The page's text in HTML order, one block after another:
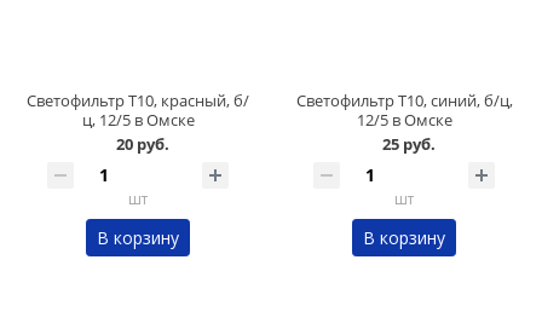
Светофильтр Т10, красный, б/
ц, 12/5 в Омске
20 руб.
шт
В корзину
Светофильтр Т10, синий, б/ц,
12/5 в Омске
25 руб.
шт
В корзину